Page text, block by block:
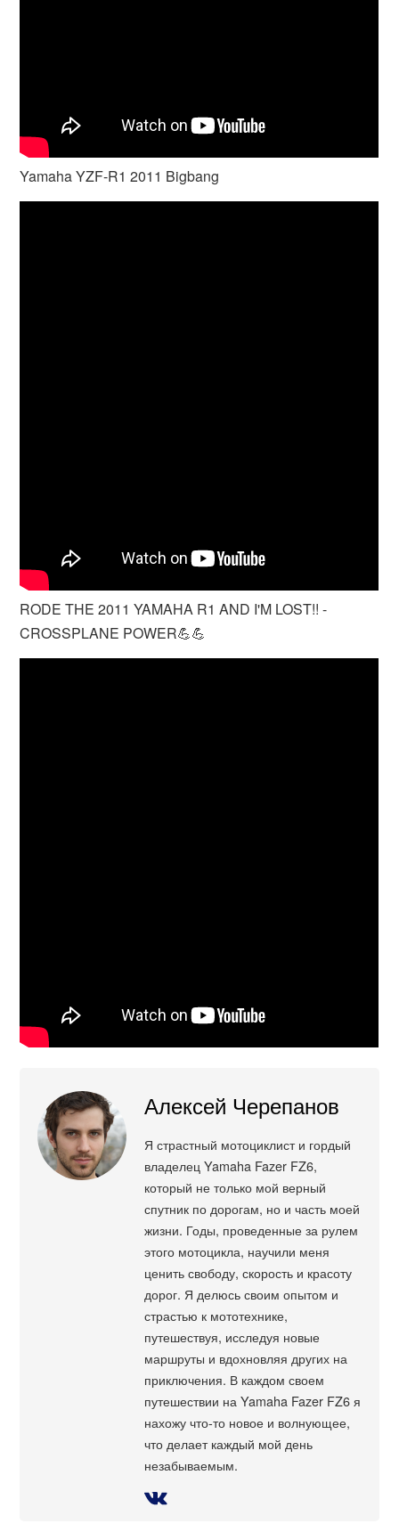
Yamaha YZF-R1 2011 Bigbang
RODE THE 2011 YAMAHA R1 AND I'M LOST!! -
CROSSPLANE POWER💪💪
Алексей Черепанов
Я страстный мотоциклист и гордый
владелец Yamaha Fazer FZ6,
который не только мой верный
спутник по дорогам, но и часть моей
жизни. Годы, проведенные за рулем
этого мотоцикла, научили меня
ценить свободу, скорость и красоту
дорог. Я делюсь своим опытом и
страстью к мототехнике,
путешествуя, исследуя новые
маршруты и вдохновляя других на
приключения. В каждом своем
путешествии на Yamaha Fazer FZ6 я
нахожу что-то новое и волнующее,
что делает каждый мой день
незабываемым.